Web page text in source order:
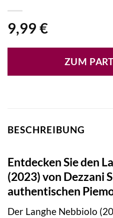
9,99 €
ZUM
BESCHREIBUNG
Entdecken Sie den
(2023) von Dezzani
authentischen
Der Langhe Nebbiolo